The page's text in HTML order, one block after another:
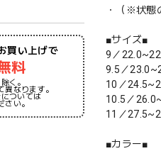
買い上げで
料
く。
異なります。
ついては
さい。
・（※状態
■サイズ■
9／
9.5／
10／
10.5／
11／
■カラー■